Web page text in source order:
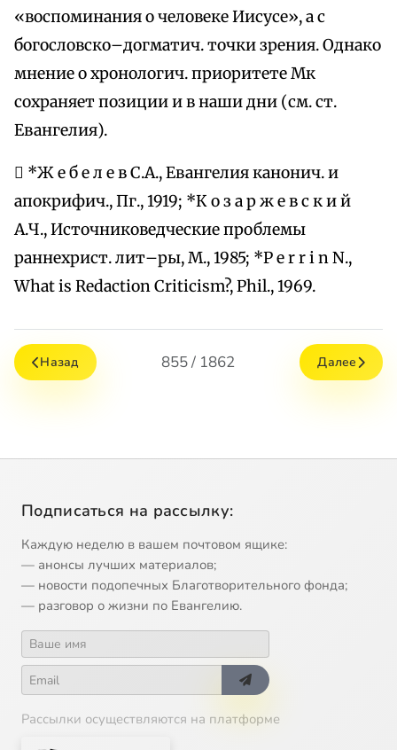
«воспоминания о человеке Иисусе», а с
богословско–догматич. точки зрения. Однако
мнение о хронологич. приоритете Мк
сохраняет позиции и в наши дни (см. ст.
Евангелия).
 *Ж е б е л е в С.А., Евангелия канонич. и
апокрифич., Пг., 1919; *К о з а р ж е в с к и й
А.Ч., Источниковедческие проблемы
раннехрист. лит–ры, М., 1985; *P e r r i n N.,
What is Redaction Criticism?, Phil., 1969.
Назад 855 / 1862 Далее
Подписаться на рассылку:
Каждую неделю в вашем почтовом ящике:
— анонсы лучших материалов;
— новости подопечных Благотворительного фонда;
— разговор о жизни по Евангелию.
Рассылки осуществляются на платформе